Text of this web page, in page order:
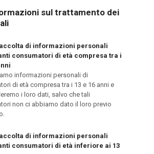
sul trattamento dei
di informazioni personali
consumatori di età compresa tra i
informazioni personali di
di età compresa tra i 13 e 16 anni e
i loro dati, salvo che tali
non ci abbiamo dato il loro previo
di informazioni personali
consumatori di età inferiore ai 13